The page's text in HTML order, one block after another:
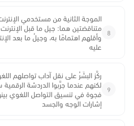
8
الموجة الثانية من مستخدمي
متناقضتين هما: جيل ما قبل
وأقلهم اهتمامًا به، وجيلُ ما بعد
عليه
9
ركَّز البشَرُ على نقل آداب تواصلهم
لكنهم عندما جرَّبوا الدردشة
فجوة في تنسيق التواصل اللغوي
إشارات الوجه والجسد